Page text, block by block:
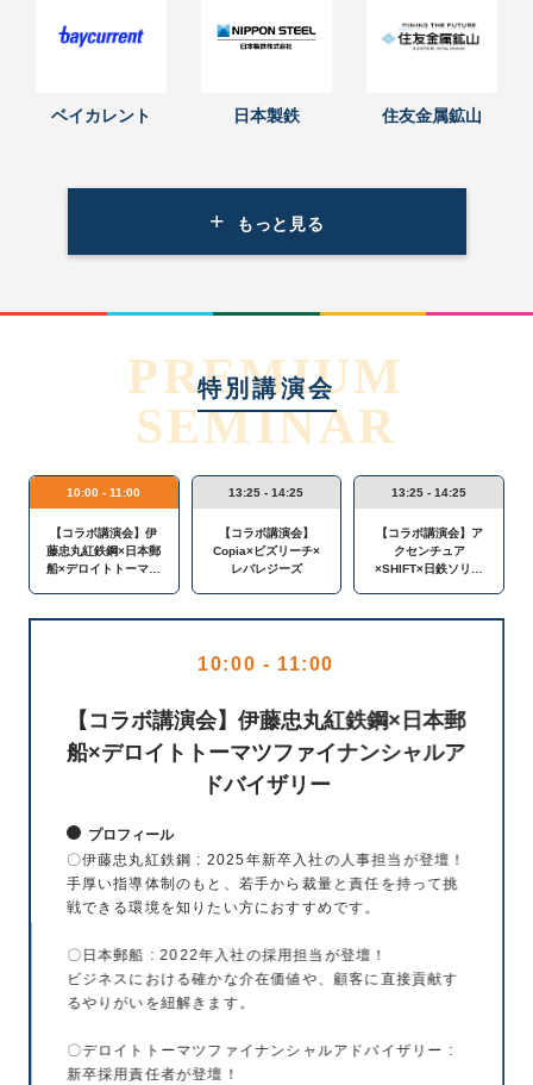
ベイカレント 日本製鉄 住友金属鉱山
+ もっと見る
特別講演会
PREMIUM
SEMINAR
10:00 - 11:00
【コラボ講演会】伊
藤忠丸紅鉄鋼×日本郵
船×デロイトトーマツ
13:25 - 14:25
【コラボ講演会】
Copia×ビズリーチ×
レバレジーズ
13:25 - 14:25
【コラボ講演会】ア
クセンチュア
×SHIFT×日鉄ソリュ
10:00 - 11:00
【コラボ講演会】伊藤忠丸紅鉄鋼×日本郵
船×デロイトトーマツファイナンシャルア
ドバイザリー
プロフィール
〇伊藤忠丸紅鉄鋼 : 2025年新卒入社の人事担当が登壇！
手厚い指導体制のもと、若手から裁量と責任を持って挑
戦できる環境を知りたい方におすすめです。
〇日本郵船 : 2022年入社の採用担当が登壇！
ビジネスにおける確かな介在価値や、顧客に直接貢献す
るやりがいを紐解きます。
〇デロイトトーマツファイナンシャルアドバイザリー :
新卒採用責任者が登壇！